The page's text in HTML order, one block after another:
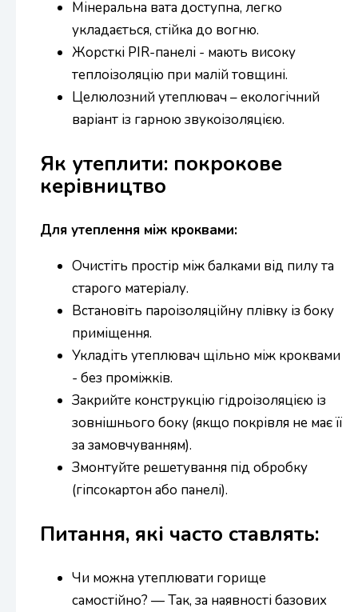
Мінеральна вата доступна, легко
укладається, стійка до вогню.
Жорсткі PIR-панелі - мають високу
теплоізоляцію при малій товщині.
Целюлозний утеплювач – екологічний
варіант із гарною звукоізоляцією.
Як утеплити: покрокове
керівництво
Для утеплення між кроквами:
Очистіть простір між балками від пилу та
старого матеріалу.
Встановіть пароізоляційну плівку із боку
приміщення.
Укладіть утеплювач щільно між кроквами
- без проміжків.
Закрийте конструкцію гідроізоляцією із
зовнішнього боку (якщо покрівля не має її
за замовчуванням).
Змонтуйте решетування під обробку
(гіпсокартон або панелі).
Питання, які часто ставлять:
Чи можна утеплювати горище
самостійно? — Так, за наявності базових